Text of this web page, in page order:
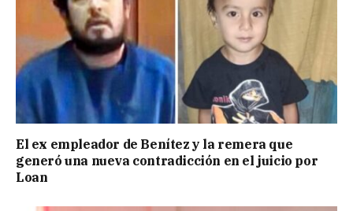
El ex empleador de Benítez y la remera que
generó una nueva contradicción en el juicio por
Loan